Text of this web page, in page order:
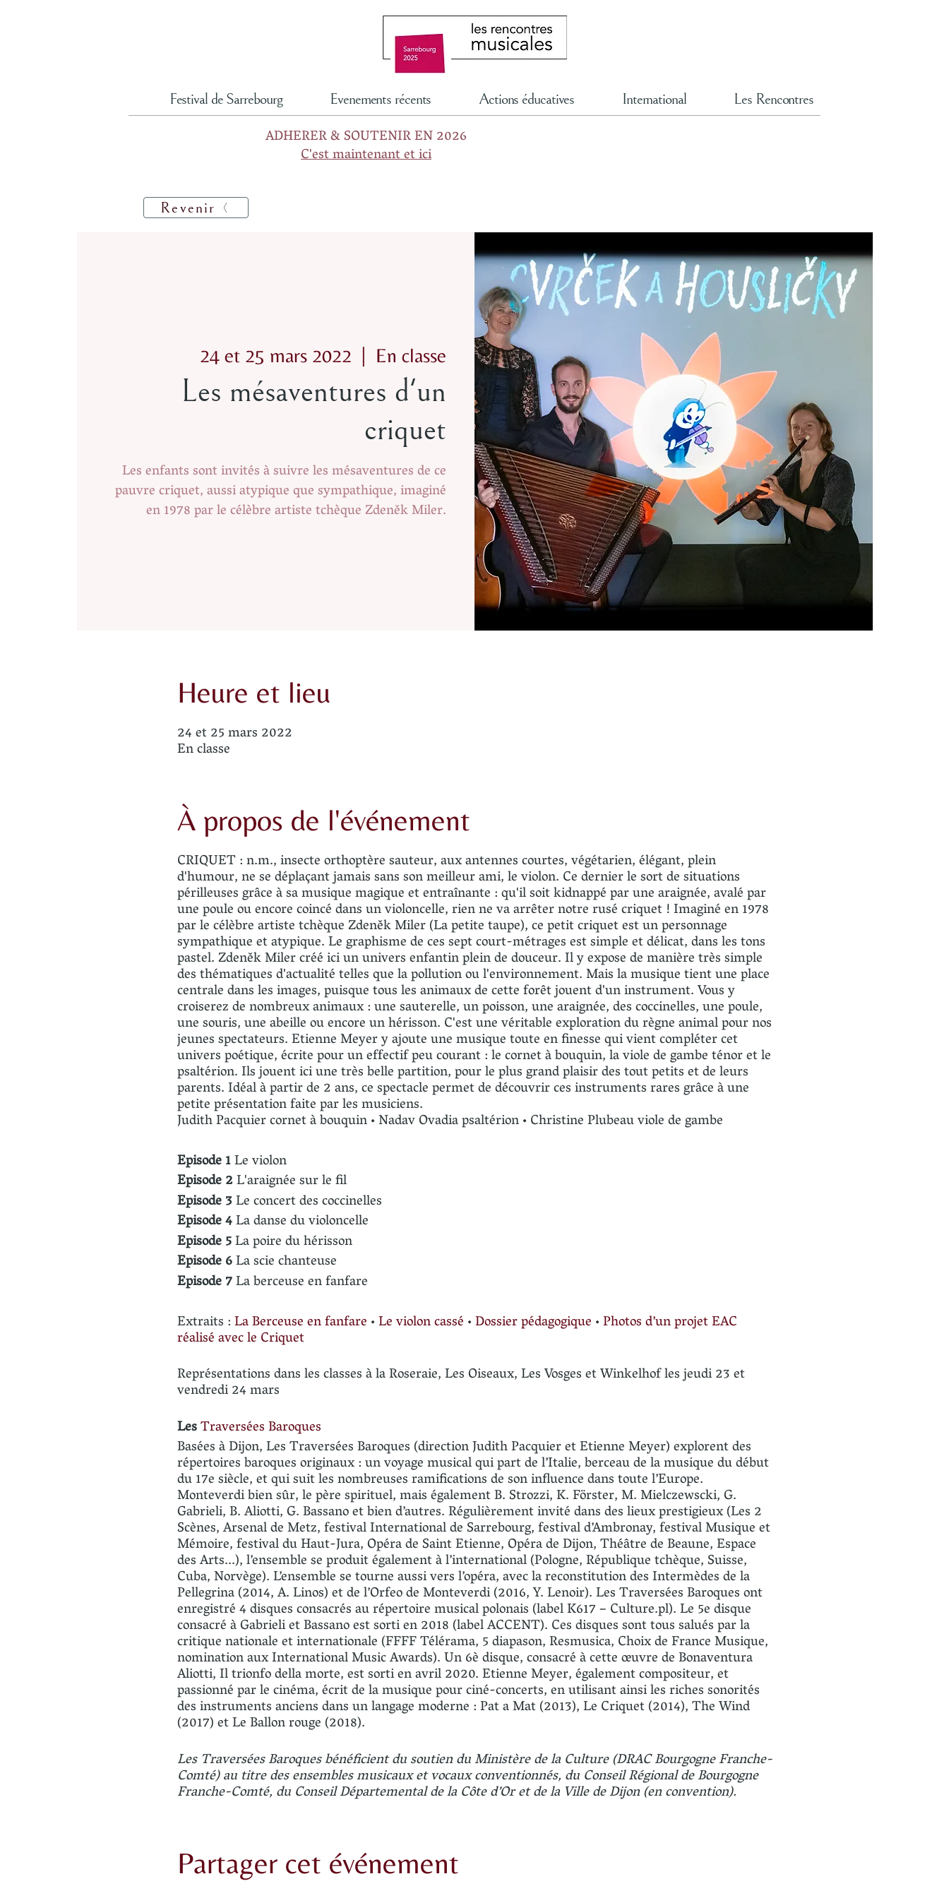
Festival de Sarrebourg Evenements récents Actions éducatives International Les Rencontres
ADHERER & SOUTENIR EN 2026
C'est maintenant et ici
Revenir
24 et 25 mars 2022
  |
En classe
Les mésaventures d'un
criquet
Les enfants sont invités à suivre les mésaventures de ce
pauvre criquet, aussi atypique que sympathique, imaginé
en 1978 par le célèbre artiste tchèque Zdeněk Miler.
Heure et lieu
24 et 25 mars 2022
En classe
À propos de l'événement
CRIQUET : n.m., insecte orthoptère sauteur, aux antennes courtes, végétarien, élégant, plein
d'humour, ne se déplaçant jamais sans son meilleur ami, le violon. Ce dernier le sort de situations
périlleuses grâce à sa musique magique et entraînante : qu'il soit kidnappé par une araignée, avalé par
une poule ou encore coincé dans un violoncelle, rien ne va arrêter notre rusé criquet ! Imaginé en 1978
par le célèbre artiste tchèque Zdeněk Miler (La petite taupe), ce petit criquet est un personnage
sympathique et atypique. Le graphisme de ces sept court-métrages est simple et délicat, dans les tons
pastel. Zdeněk Miler créé ici un univers enfantin plein de douceur. Il y expose de manière très simple
des thématiques d'actualité telles que la pollution ou l'environnement. Mais la musique tient une place
centrale dans les images, puisque tous les animaux de cette forêt jouent d'un instrument. Vous y
croiserez de nombreux animaux : une sauterelle, un poisson, une araignée, des coccinelles, une poule,
une souris, une abeille ou encore un hérisson. C'est une véritable exploration du règne animal pour nos
jeunes spectateurs. Etienne Meyer y ajoute une musique toute en finesse qui vient compléter cet
univers poétique, écrite pour un effectif peu courant : le cornet à bouquin, la viole de gambe ténor et le
psaltérion. Ils jouent ici une très belle partition, pour le plus grand plaisir des tout petits et de leurs
parents. Idéal à partir de 2 ans, ce spectacle permet de découvrir ces instruments rares grâce à une
petite présentation faite par les musiciens.
Judith Pacquier cornet à bouquin • Nadav Ovadia psaltérion • Christine Plubeau viole de gambe
Episode 1Le violon
Episode 2L'araignée sur le fil
Episode 3Le concert des coccinelles
Episode 4La danse du violoncelle
Episode 5La poire du hérisson
Episode 6La scie chanteuse
Episode 7La berceuse en fanfare
Extraits :La Berceuse en fanfare•Le violon cassé•Dossier pédagogique•Photos d’un projet EAC
réalisé avec le Criquet
Représentations dans les classes à la Roseraie, Les Oiseaux, Les Vosges et Winkelhof les jeudi 23 et
vendredi 24 mars
LesTraversées Baroques
Basées à Dijon, Les Traversées Baroques (direction Judith Pacquier et Etienne Meyer) explorent des
répertoires baroques originaux : un voyage musical qui part de l’Italie, berceau de la musique du début
du 17e siècle, et qui suit les nombreuses ramifications de son influence dans toute l’Europe.
Monteverdi bien sûr, le père spirituel, mais également B. Strozzi, K. Förster, M. Mielczewscki, G.
Gabrieli, B. Aliotti, G. Bassano et bien d’autres. Régulièrement invité dans des lieux prestigieux (Les 2
Scènes, Arsenal de Metz, festival International de Sarrebourg, festival d’Ambronay, festival Musique et
Mémoire, festival du Haut-Jura, Opéra de Saint Etienne, Opéra de Dijon, Théâtre de Beaune, Espace
des Arts...), l’ensemble se produit également à l’international (Pologne, République tchèque, Suisse,
Cuba, Norvège). L’ensemble se tourne aussi vers l’opéra, avec la reconstitution des Intermèdes de la
Pellegrina (2014, A. Linos) et de l’Orfeo de Monteverdi (2016, Y. Lenoir). Les Traversées Baroques ont
enregistré 4 disques consacrés au répertoire musical polonais (label K617 – Culture.pl). Le 5e disque
consacré à Gabrieli et Bassano est sorti en 2018 (label ACCENT). Ces disques sont tous salués par la
critique nationale et internationale (FFFF Télérama, 5 diapason, Resmusica, Choix de France Musique,
nomination aux International Music Awards). Un 6è disque, consacré à cette œuvre de Bonaventura
Aliotti, Il trionfo della morte, est sorti en avril 2020. Etienne Meyer, également compositeur, et
passionné par le cinéma, écrit de la musique pour ciné-concerts, en utilisant ainsi les riches sonorités
des instruments anciens dans un langage moderne : Pat a Mat (2013), Le Criquet (2014), The Wind
(2017) et Le Ballon rouge (2018).
Les Traversées Baroques bénéficient du soutien du Ministère de la Culture (DRAC Bourgogne Franche-
Comté) au titre des ensembles musicaux et vocaux conventionnés, du Conseil Régional de Bourgogne
Franche-Comté, du Conseil Départemental de la Côte d’Or et de la Ville de Dijon (en convention).
Partager cet événement